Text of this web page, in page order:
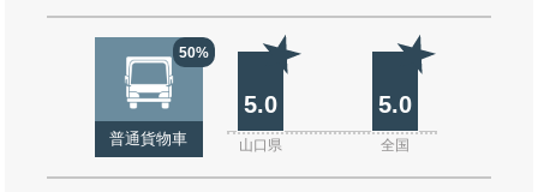
50%
普通貨物車
5.0 5.0
山口県 全国